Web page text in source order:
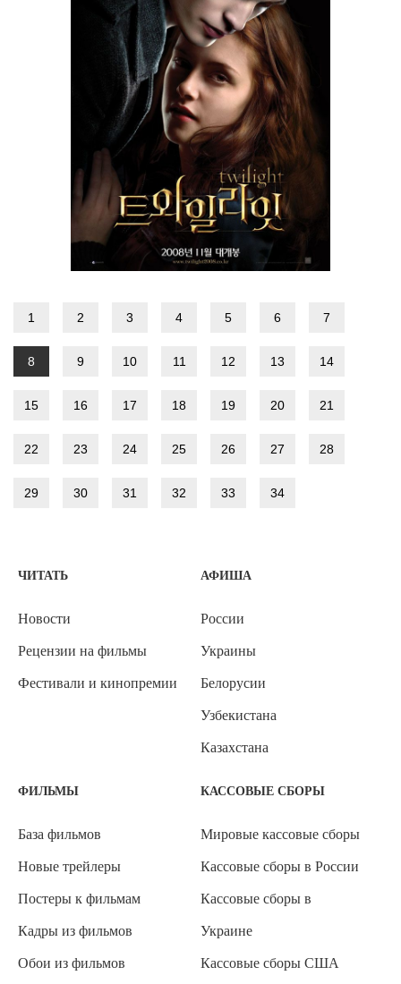
1 2 3 4 5 6 7
8 9 10 11 12 13 14
15 16 17 18 19 20 21
22 23 24 25 26 27 28
29 30 31 32 33 34
ЧИТАТЬ
Новости
Рецензии на фильмы
Фестивали и кинопремии
АФИША
России
Украины
Белорусии
Узбекистана
Казахстана
ФИЛЬМЫ
База фильмов
Новые трейлеры
Постеры к фильмам
Кадры из фильмов
Обои из фильмов
КАССОВЫЕ СБОРЫ
Мировые кассовые сборы
Кассовые сборы в России
Кассовые сборы в
Украине
Кассовые сборы США